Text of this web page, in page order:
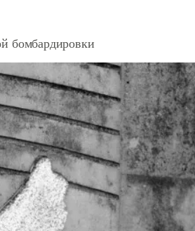
бомбардировки